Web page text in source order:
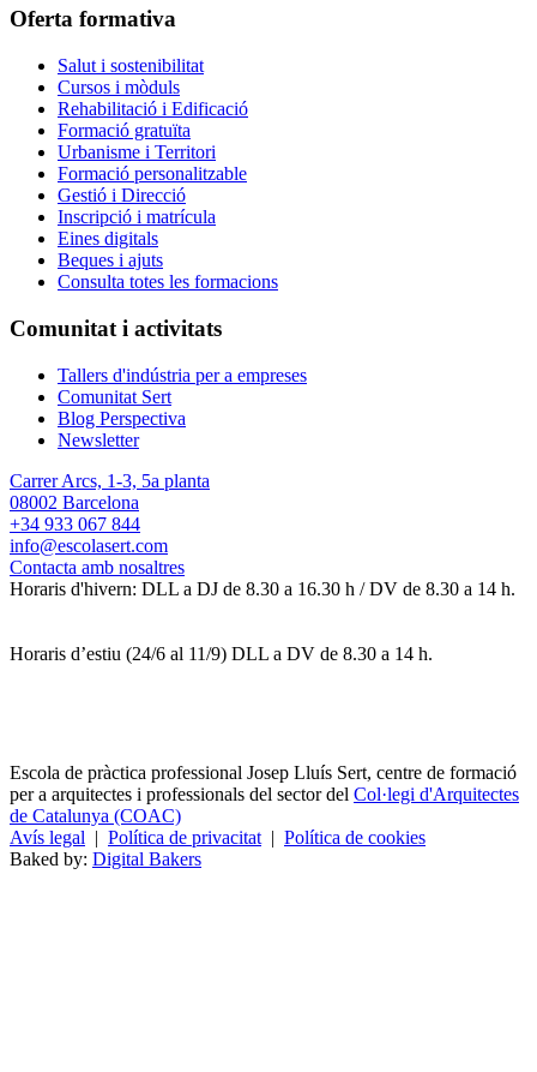
Oferta formativa
Salut i sostenibilitat
Cursos i mòduls
Rehabilitació i Edificació
Formació gratuïta
Urbanisme i Territori
Formació personalitzable
Gestió i Direcció
Inscripció i matrícula
Eines digitals
Beques i ajuts
Consulta totes les formacions
Comunitat i activitats
Tallers d'indústria per a empreses
Comunitat Sert
Blog Perspectiva
Newsletter
Carrer Arcs, 1-3, 5a planta
08002 Barcelona
+34 933 067 844
info@escolasert.com
Contacta amb nosaltres
Horaris d'hivern: DLL a DJ de 8.30 a 16.30 h / DV de 8.30 a 14 h.
Horaris d’estiu (24/6 al 11/9) DLL a DV de 8.30 a 14 h.
Escola de pràctica professional Josep Lluís Sert, centre de formació
per a arquitectes i professionals del sector del Col·legi d'Arquitectes
de Catalunya (COAC)
Avís legal | Política de privacitat | Política de cookies
Baked by: Digital Bakers